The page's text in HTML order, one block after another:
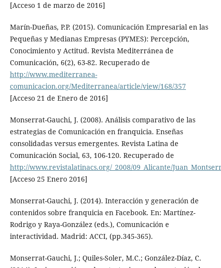
[Acceso 1 de marzo de 2016]
Marín-Dueñas, P.P. (2015). Comunicación Empresarial en las
Pequeñas y Medianas Empresas (PYMES): Percepción,
Conocimiento y Actitud. Revista Mediterránea de
Comunicación, 6(2), 63-82. Recuperado de
http://www.mediterranea-
comunicacion.org/Mediterranea/article/view/168/357
[Acceso 21 de Enero de 2016]
Monserrat-Gauchi, J. (2008). Análisis comparativo de las
estrategias de Comunicación en franquicia. Enseñas
consolidadas versus emergentes. Revista Latina de
Comunicación Social, 63, 106-120. Recuperado de
http://www.revistalatinacs.org/_2008/09_Alicante/
[Acceso 25 Enero 2016]
Monserrat-Gauchi, J. (2014). Interacción y generación de
contenidos sobre franquicia en Facebook. En: Martínez-
Rodrigo y Raya-González (eds.), Comunicación e
interactividad. Madrid: ACCI, (pp.345-365).
Monserrat-Gauchi, J.; Quiles-Soler, M.C.; González-Díaz, C.